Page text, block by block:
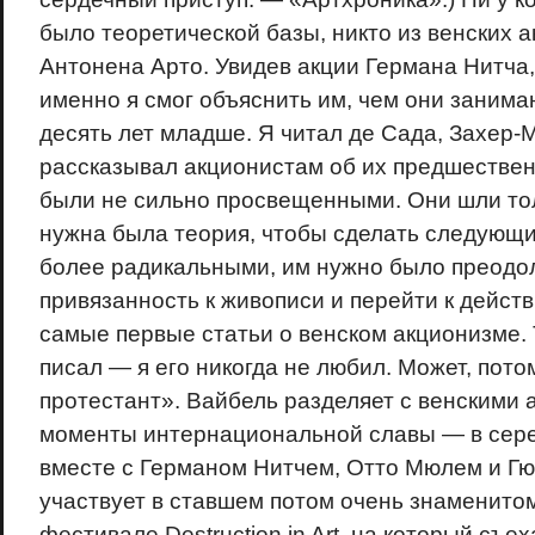
было теоретической базы, никто из венских
Антонена Арто. Увидев акции Германа
именно я смог объяснить им, чем они
десять лет младше. Я читал де Сада, Захер-
рассказывал акционистам об их
были не сильно просвещенными. Они шли
нужна была теория, чтобы сделать
более радикальными, им нужно было
привязанность к живописи и перейти к
самые первые статьи о венском акционизме.
писал — я его никогда не любил. Может,
протестант». Вайбель разделяет с венскими
моменты интернациональной славы — в
вместе с Германом Нитчем, Отто Мюлем и
участвует в ставшем потом очень